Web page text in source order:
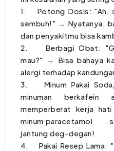
1. Potong Dosis: "Ah,
sembuh!" → Nyatanya,
dan penyakitmu bisa
2. Berbagi Obat:
mau?" → Bisa bahaya
alergi terhadap
3. Minum Pakai
minuman berkafein
memperberat kerja
minum paracetamol
jantung deg-degan!
4. Pakai Resep Lama: